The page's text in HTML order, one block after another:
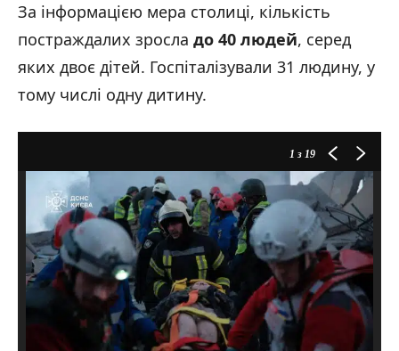
За інформацією мера столиці, кількість
постраждалих зросла до 40 людей, серед
яких двоє дітей. Госпіталізували 31 людину, у
тому числі одну дитину.
1 з 19